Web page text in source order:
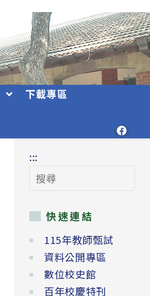
下載專區
:::
搜
尋
快速連結
115年教師甄試
資料公開專區
數位校史館
百年校慶特刊